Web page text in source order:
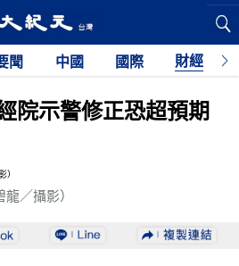
聞 中國 國際 財經
院示警修正恐超預期
／攝影）